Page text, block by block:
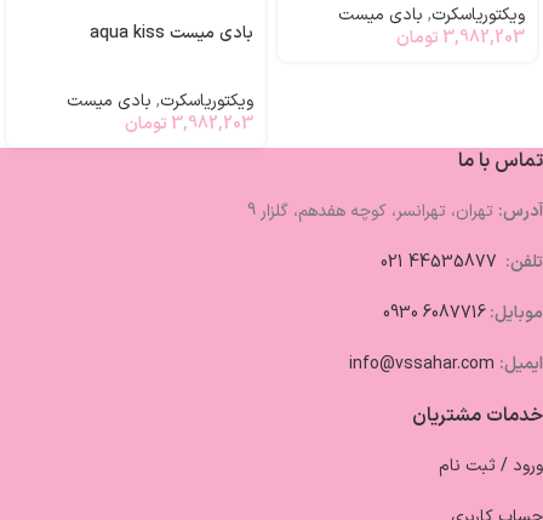
ویکتوریاسکرت, بادی میست
3,982,203 تومان بادی میست aqua kiss
ویکتوریاسکرت, بادی میست
3,982,203 تومان
تماس با ما
آدرس: تهران، تهرانسر، کوچه هفدهم، گلزار 9
تلفن:
موبایل:6087716 0930
ایمیل: info@vssahar.com
خدمات مشتریان
ورود / ثبت نام